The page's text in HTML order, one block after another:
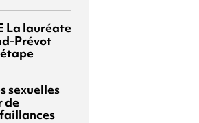
La lauréate
Prévot
sexuelles
de